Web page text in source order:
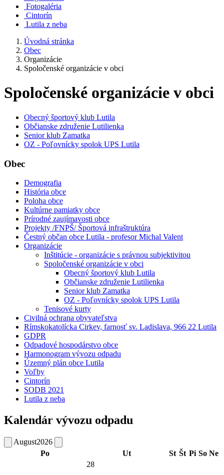
Fotogaléria
Cintorín
Lutila z neba
Úvodná stránka
Obec
Organizácie
Spoločenské organizácie v obci
Spoločenské organizácie v obci
Obecný športový klub Lutila
Občianske združenie Lutilienka
Senior klub Zamatka
OZ - Poľovnícky spolok UPS Lutila
Obec
Demografia
História obce
Poloha obce
Kultúrne pamiatky obce
Prírodné zaujímavosti obce
Projekty /FNPŠ/ Športová infraštruktúra
Čestný občan obce Lutila - profesor Michal Valent
Organizácie
Inštitúcie - organizácie s právnou subjektivitou
Spoločenské organizácie v obci
Obecný športový klub Lutila
Občianske združenie Lutilienka
Senior klub Zamatka
OZ - Poľovnícky spolok UPS Lutila
Tenisové kurty
Civilná ochrana obyvateľstva
Rímskokatolícka Cirkev, farnosť sv. Ladislava, 966 22 Lutila
GDPR
Odpadové hospodárstvo obce
Harmonogram vývozu odpadu
Územný plán obce Lutila
Voľby
Cintorín
SODB 2021
Lutila z neba
Kalendár vývozu odpadu
August2026
Po
Ut St Št Pi So Ne
28